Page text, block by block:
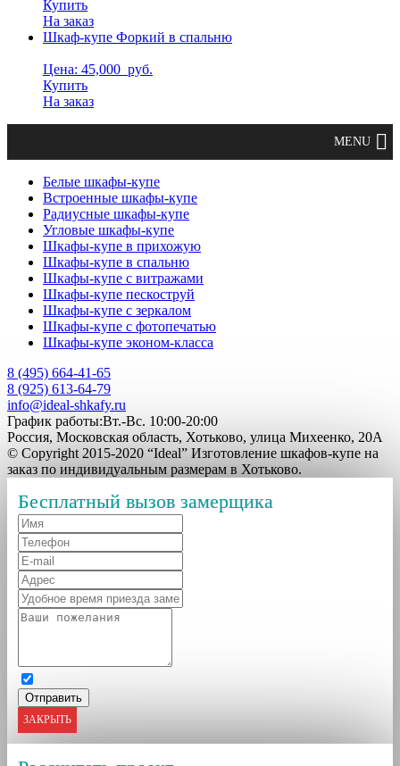
Купить
На заказ
Шкаф-купе Форкий в спальню
Цена: 45,000 руб.
Купить
На заказ
Белые шкафы-купе
Встроенные шкафы-купе
Радиусные шкафы-купе
Угловые шкафы-купе
Шкафы-купе в прихожую
Шкафы-купе в спальню
Шкафы-купе с витражами
Шкафы-купе пескоструй
Шкафы-купе с зеркалом
Шкафы-купе с фотопечатью
Шкафы-купе эконом-класса
8 (495) 664-41-65
8 (925) 613-64-79
info@ideal-shkafy.ru
График работы:Вт.-Вс. 10:00-20:00
Россия, Московская область, Хотьково, улица Михеенко, 20А
© Copyright 2015-2020 “Ideal” Изготовление шкафов-купе на
заказ по индивидуальным размерам в Хотьково.
Бесплатный вызов замерщика
ЗАКРЫТЬ